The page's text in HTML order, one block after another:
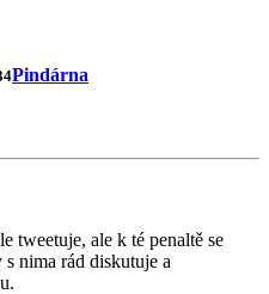
Pindárna
tweetuje, ale k té penaltě se
nima rád diskutuje a